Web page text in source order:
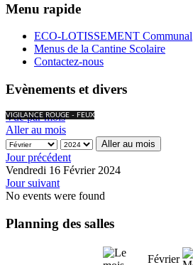
Menu rapide
ECO-LOTISSEMENT Communal
Menus de la Cantine Scolaire
Contactez-nous
Evènements et divers
VIGILANCE ROUGE - FEUX
Vue par mois
Aller au mois
Aller au mois
Jour précédent
Vendredi 16 Février 2024
Jour suivant
No events were found
Planning des salles
Février